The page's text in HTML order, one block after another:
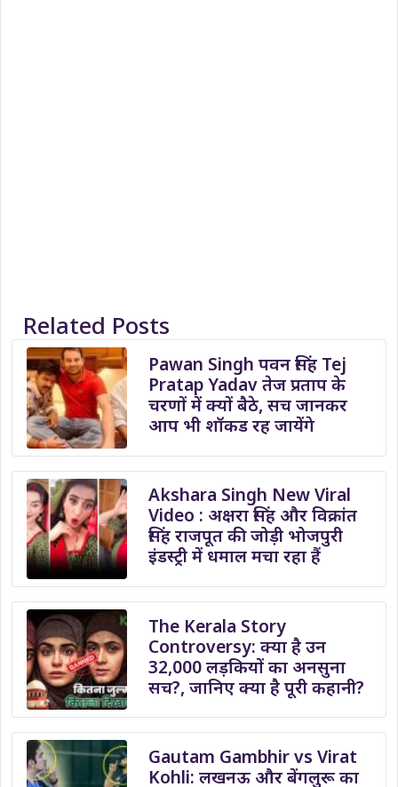
Related Posts
Pawan Singh पवन सिंह Tej
Pratap Yadav तेज प्रताप के
चरणों में क्यों बैठे, सच जानकर
आप भी शॉकड रह जायेंगे
Akshara Singh New Viral
Video : अक्षरा सिंह और विक्रांत
सिंह राजपूत की जोड़ी भोजपुरी
इंडस्ट्री में धमाल मचा रहा हैं
The Kerala Story
Controversy: क्या है उन
32,000 लड़कियों का अनसुना
सच?, जानिए क्या है पूरी कहानी?
Gautam Gambhir vs Virat
Kohli: लखनऊ और बेंगलुरू का